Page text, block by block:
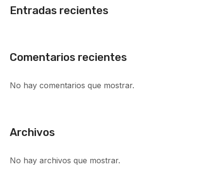
Entradas recientes
Comentarios recientes
No hay comentarios que mostrar.
Archivos
No hay archivos que mostrar.